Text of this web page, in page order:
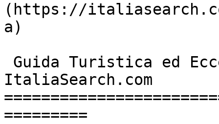
(https://
a)
ItaliaSearch.com
=========